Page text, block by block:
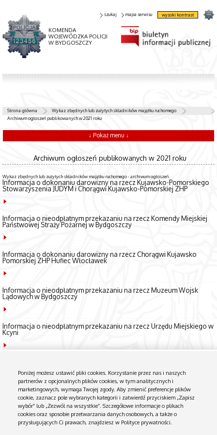
KOMENDA
WOJEWÓDZKA POLICJI
W BYDGOSZCZY
szukaj mapa serwisu wysoki kontrast
Strona główna
Wykaz zbędnych lub zużytych składników majątku ruchomego
Archiwum ogłoszeń publikowanych w 2021 roku
↓ Pokaż menu ↓
Archiwum ogłoszeń publikowanych w 2021 roku
Wykaz zbędnych lub zużytych składników majątku ruchomego - archiwum ogłoszeń.
Informacja o dokonaniu darowizny na rzecz Kujawsko-Pomorskiego
Stowarzyszenia JUDYM i Chorągwi Kujawsko-Pomorskiej ZHP
Informacja o nieodpłatnym przekazaniu na rzecz Komendy Miejskiej
Państwowej Straży Pożarnej w Bydgoszczy
Informacja o dokonaniu darowizny na rzecz Chorągwi Kujawsko
Pomorskiej ZHP Hufiec Włocławek
Informacja o nieodpłatnym przekazaniu na rzecz Muzeum Wojsk
Lądowych w Bydgoszczy
Informacja o nieodpłatnym przekazaniu na rzecz Urzędu Miejskiego w
Kcyni
Inspektorat Łączności w Warszawie (03.03.2021 r.)
Informacja z Wydziału Transportu z dnia 05.01.2021 r.
WYKAZ I SPOSÓB ZAGOSPODAROWANIA ZBĘDNYCH LUB ZUŻYTYCH POJAZDÓW KWP W BYDGOSZCZY
Poniżej możesz ustawić pliki cookies. Korzystanie przez nas i naszych
partnerów z opcjonalnych plików cookies, w tym analitycznych i
marketingowych, wymaga Twojej zgody. Aby zmienić preferencje plików
cookie, zaznacz pole wybranych kategorii i zatwierdź przyciskiem „Zapisz
wybór” lub „Zezwól na wszystkie”. Szczegółowe informacje o plikach
cookies oraz sposobie przetwarzania danych osobowych, a także o
przysługujących Ci prawach, znajdziesz w Polityce prywatności.